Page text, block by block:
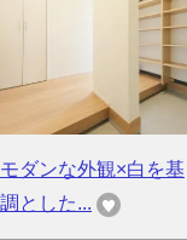
モダンな外観×白を基
調とした...